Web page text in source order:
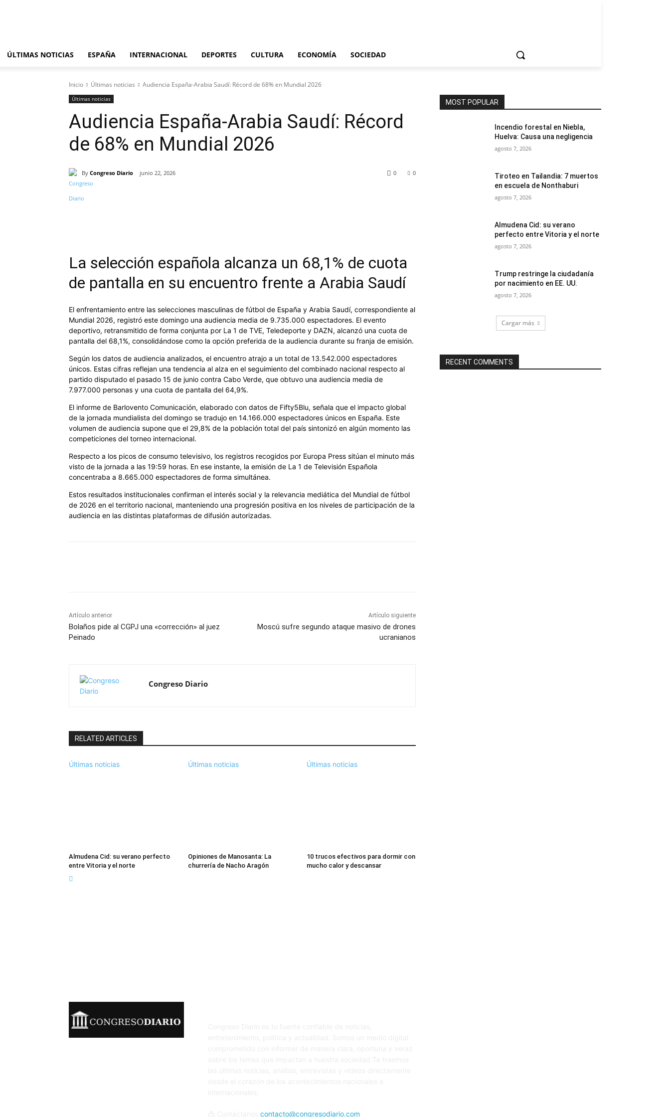
ÚLTIMAS NOTICIAS ESPAÑA INTERNACIONAL DEPORTES CULTURA ECONOMÍA SOCIEDAD
Inicio Últimas noticias Audiencia España-Arabia Saudí: Récord de 68% en Mundial 2026
Últimas noticias
Audiencia España-Arabia Saudí: Récord
de 68% en Mundial 2026
By Congreso Diario junio 22, 2026 0
0
La selección española alcanza un 68,1% de cuota
de pantalla en su encuentro frente a Arabia Saudí
El enfrentamiento entre las selecciones masculinas de fútbol de España y Arabia Saudí, correspondiente al
Mundial 2026, registró este domingo una audiencia media de 9.735.000 espectadores. El evento
deportivo, retransmitido de forma conjunta por La 1 de TVE, Teledeporte y DAZN, alcanzó una cuota de
pantalla del 68,1%, consolidándose como la opción preferida de la audiencia durante su franja de emisión.
Según los datos de audiencia analizados, el encuentro atrajo a un total de 13.542.000 espectadores
únicos. Estas cifras reflejan una tendencia al alza en el seguimiento del combinado nacional respecto al
partido disputado el pasado 15 de junio contra Cabo Verde, que obtuvo una audiencia media de
7.977.000 personas y una cuota de pantalla del 64,9%.
El informe de Barlovento Comunicación, elaborado con datos de Fifty5Blu, señala que el impacto global
de la jornada mundialista del domingo se tradujo en 14.166.000 espectadores únicos en España. Este
volumen de audiencia supone que el 29,8% de la población total del país sintonizó en algún momento las
competiciones del torneo internacional.
Respecto a los picos de consumo televisivo, los registros recogidos por Europa Press sitúan el minuto más
visto de la jornada a las 19:59 horas. En ese instante, la emisión de La 1 de Televisión Española
concentraba a 8.665.000 espectadores de forma simultánea.
Estos resultados institucionales confirman el interés social y la relevancia mediática del Mundial de fútbol
de 2026 en el territorio nacional, manteniendo una progresión positiva en los niveles de participación de la
audiencia en las distintas plataformas de difusión autorizadas.
Artículo anterior
Bolaños pide al CGPJ una «corrección» al juez
Peinado
Artículo siguiente
Moscú sufre segundo ataque masivo de drones
ucranianos
Congreso Diario
RELATED ARTICLES
Últimas noticias
Almudena Cid: su verano perfecto
entre Vitoria y el norte
Últimas noticias
Opiniones de Manosanta: La
churrería de Nacho Aragón
Últimas noticias
10 trucos efectivos para dormir con
mucho calor y descansar
MOST POPULAR
Incendio forestal en Niebla,
Huelva: Causa una negligencia
agosto 7, 2026
Tiroteo en Tailandia: 7 muertos
en escuela de Nonthaburi
agosto 7, 2026
Almudena Cid: su verano
perfecto entre Vitoria y el norte
agosto 7, 2026
Trump restringe la ciudadanía
por nacimiento en EE. UU.
agosto 7, 2026
Cargar más
RECENT COMMENTS
contacto@congresodiario.com